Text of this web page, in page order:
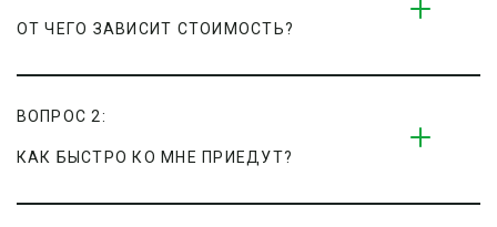
ОТ ЧЕГО ЗАВИСИТ СТОИМОСТЬ?
ВОПРОС 2:
КАК БЫСТРО КО МНЕ ПРИЕДУТ?